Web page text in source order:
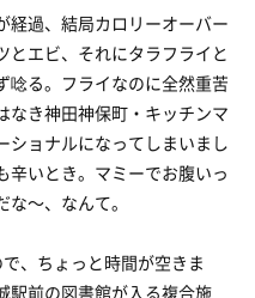
経過、結局カロリーオーバー
とエビ、それにタラフライと
唸る。フライなのに全然重苦
なき神田神保町・キッチンマ
ショナルになってしまいまし
辛いとき。マミーでお腹いっ
〜、なんて。
、ちょっと時間が空きま
駅前の図書館が入る複合施